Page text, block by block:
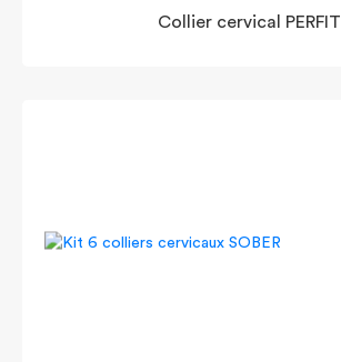
Collier cervical PERFIT